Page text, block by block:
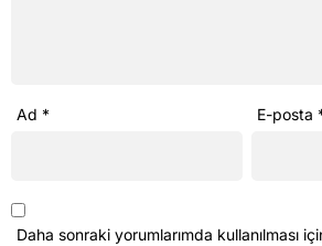
Ad * E-posta
Daha sonraki yorumlarımda kullanılması